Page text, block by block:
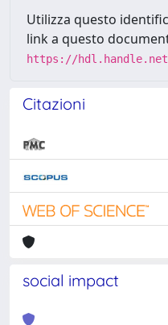
Utilizza questo
link a questo
https://hdl.handle.net/
Citazioni
social impact